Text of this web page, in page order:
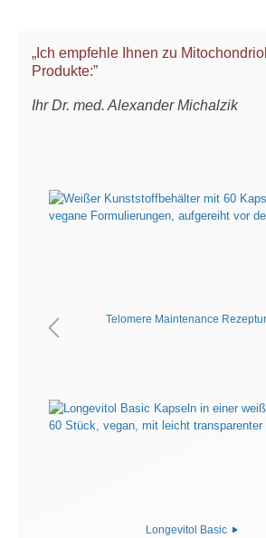
„Ich empfehle Ihnen zu
Produkte:”
Ihr Dr. med. Alexander Michalzik
Telomere Maintenance Rezeptur
Longevitol Basic